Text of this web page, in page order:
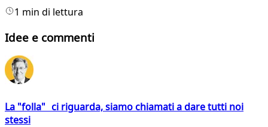
1 min di lettura
Idee e commenti
La "folla" ci riguarda, siamo chiamati a dare tutti noi
stessi